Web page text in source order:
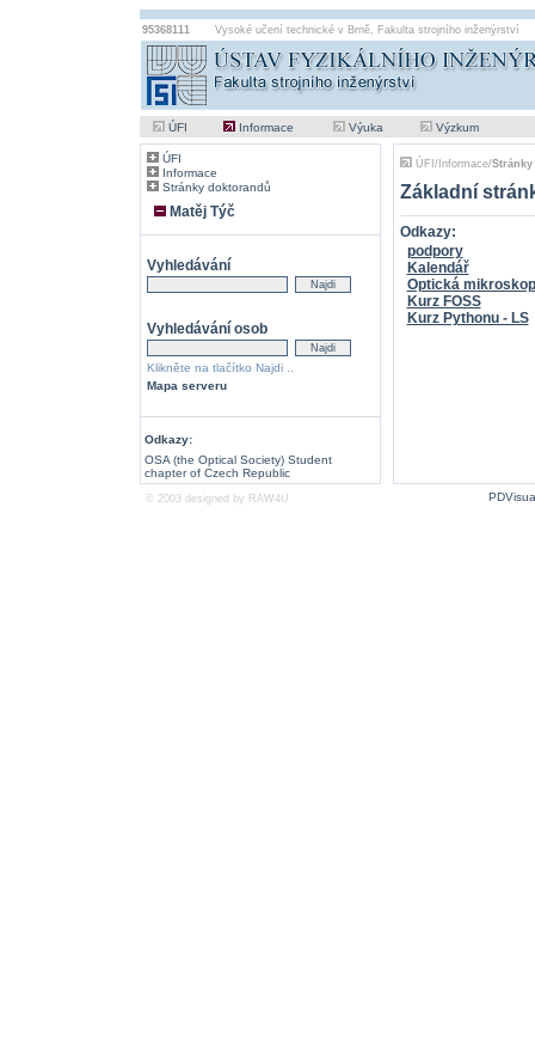
95368111 Vysoké učení technické v Brně, Fakulta strojního inženýrství
ÚFI Informace Výuka Výzkum
ÚFI
Informace
Stránky doktorandů
Matěj Týč
Vyhledávání
Vyhledávání osob
Klikněte na tlačítko Najdi ..
Mapa serveru
Odkazy:
OSA (the Optical Society) Student
chapter of Czech Republic
ÚFI /Informace/
Základní
Odkazy:
podpory
Kalendář
Optická
Kurz FOSS
Kurz Pythonu - LS
© 2003 designed by RAW4U